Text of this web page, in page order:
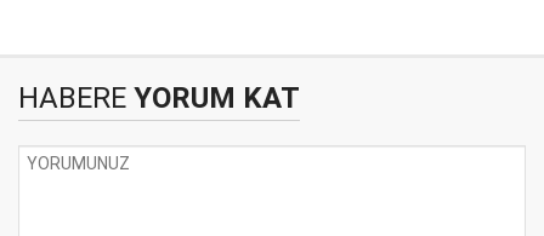
HABERE YORUM KAT